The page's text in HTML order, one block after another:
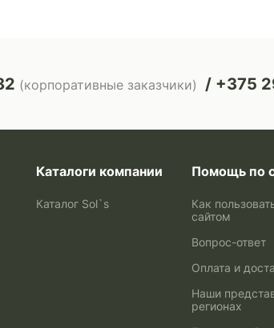
(корпоративные заказчики) +375
Каталоги компании
Каталог Sol`s
Помощь по
Как
сайтом
Вопрос-ответ
Оплата и
Наши
регионах